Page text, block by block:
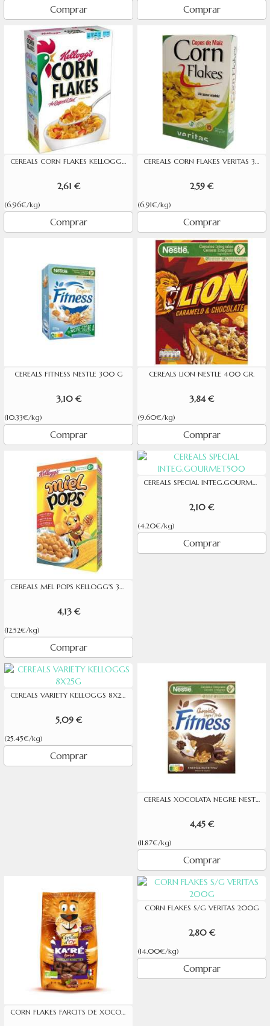
Comprar Comprar
CEREALS CORN FLAKES KELLOGG'S 375G
2,61 €
(6.96€/kg)
Comprar
CEREALS CORN FLAKES VERITAS 375G
2,59 €
(6.91€/kg)
Comprar
CEREALS FITNESS NESTLE 300 G
3,10 €
(10.33€/kg)
Comprar
CEREALS LION NESTLE 400 GR.
3,84 €
(9.60€/kg)
Comprar
CEREALS MEL POPS KELLOGG'S 375G
4,13 €
(12.52€/kg)
Comprar
CEREALS SPECIAL INTEG.GOURMET500
2,10 €
(4.20€/kg)
Comprar
CEREALS VARIETY KELLOGGS 8X25G
5,09 €
(25.45€/kg)
Comprar
CEREALS XOCOLATA NEGRE NESTLE 375G
4,45 €
(11.87€/kg)
Comprar
CORN FLAKES FARCITS DE XOCOLATA GRILLON 500G
CORN FLAKES S/G VERITAS 200G
2,80 €
(14.00€/kg)
Comprar